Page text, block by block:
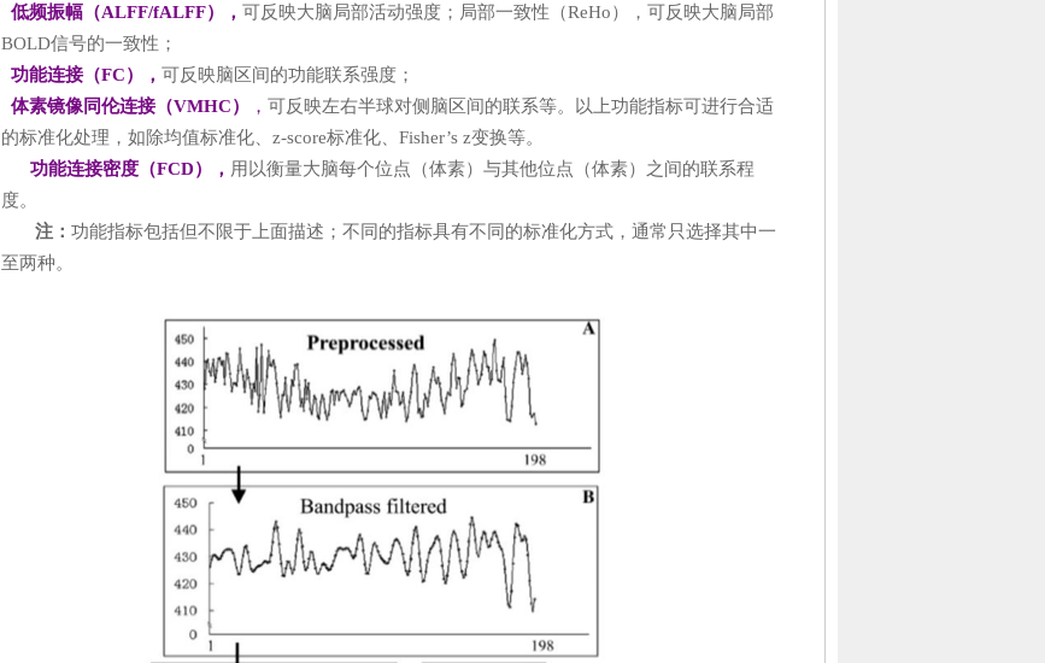
低频振幅（ALFF/fALFF）， 可反映大脑局部活动强度；局部一致性（ReHo），可反映大脑局部
BOLD信号的一致性；
功能连接（FC）， 可反映脑区间的功能联系强度；
体素镜像同伦连接（VMHC）
， 可反映左右半球对侧脑区间的联系等。以上功能指标可进行合适
的标准化处理，如除均值标准化、z-score标准化、Fisher’s z变换等。
功能连接密度（FCD）， 用以衡量大脑每个位点（体素）与其他位点（体素）之间的联系程
度。
注： 功能指标包括但不限于上面描述；不同的指标具有不同的标准化方式，通常只选择其中一
至两种。